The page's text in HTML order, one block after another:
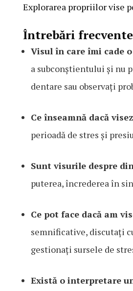
Explorarea propriilor vise
Întrebări frecvente
Visul în care îmi cade
a subconștientului și nu
dentare sau observați
Ce înseamnă dacă
perioadă de stres și
Sunt visurile despre
puterea, încrederea în
Ce pot face dacă am
semnificative, discutați
gestionați sursele de
Există o interpretare